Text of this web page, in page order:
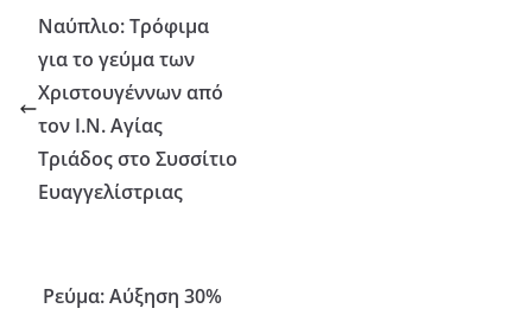
Ναύπλιο: Τρόφιμα
για το γεύμα των
Χριστουγέννων από
τον Ι.Ν. Αγίας
Τριάδος στο Συσσίτιο
Ευαγγελίστριας
Ρεύμα: Αύξηση 30%